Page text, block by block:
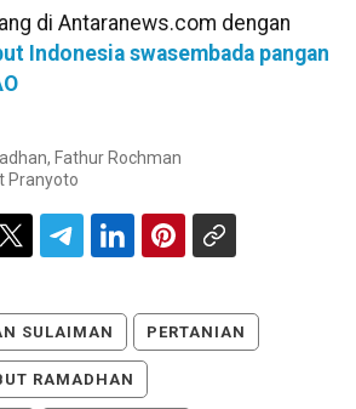
di Antaranews.com dengan
Indonesia swasembada pangan
Fathur Rochman
Pranyoto
SULAIMAN PERTANIAN
RAMADHAN